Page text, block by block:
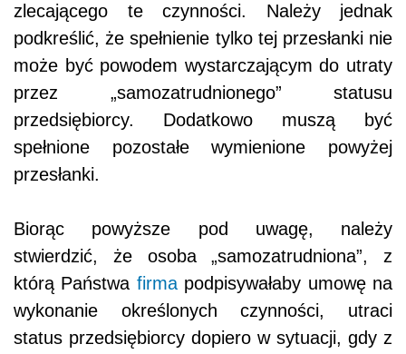
zlecającego te czynności. Należy jednak
podkreślić, że spełnienie tylko tej przesłanki nie
może być powodem wystarczającym do utraty
przez „samozatrudnionego” statusu
przedsiębiorcy. Dodatkowo muszą być
spełnione pozostałe wymienione powyżej
przesłanki.
Biorąc powyższe pod uwagę, należy
stwierdzić, że osoba „samozatrudniona”, z
którą Państwa firmapodpisywałaby umowę na
wykonanie określonych czynności, utraci
status przedsiębiorcy dopiero w sytuacji, gdy z